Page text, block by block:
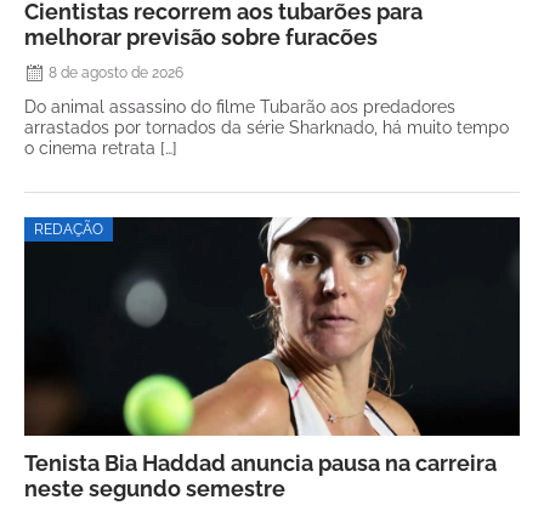
Cientistas recorrem aos tubarões para
melhorar previsão sobre furacões
8 de agosto de 2026
Do animal assassino do filme Tubarão aos predadores
arrastados por tornados da série Sharknado, há muito tempo
o cinema retrata […]
REDAÇÃO
Tenista Bia Haddad anuncia pausa na carreira
neste segundo semestre